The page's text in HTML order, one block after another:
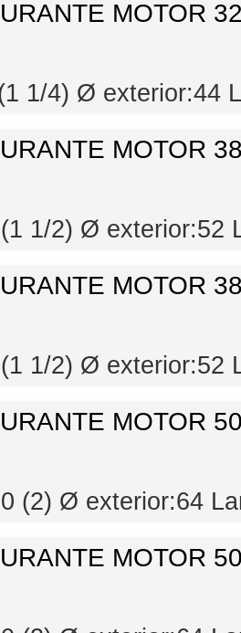
MOTOR
1/4) Ø exterior:44
MOTOR
1/2) Ø exterior:52
MOTOR
1/2) Ø exterior:52
MOTOR
(2) Ø exterior:64
MOTOR